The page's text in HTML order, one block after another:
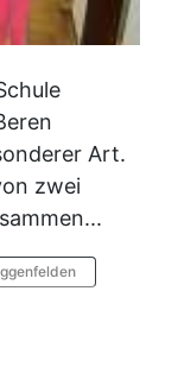
Art.
zwei